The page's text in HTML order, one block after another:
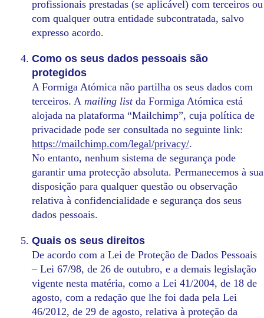
profissionais prestadas (se aplicável) com terceiros ou
com qualquer outra entidade subcontratada, salvo
expresso acordo.
Como os seus dados pessoais são
protegidos
A Formiga Atómica não partilha os seus dados com
terceiros. A mailing listda Formiga Atómica está
alojada na plataforma “Mailchimp”, cuja política de
privacidade pode ser consultada no seguinte link:
https://mailchimp.com/legal/privacy/.
No entanto, nenhum sistema de segurança pode
garantir uma protecção absoluta. Permanecemos à sua
disposição para qualquer questão ou observação
relativa à confidencialidade e segurança dos seus
dados pessoais.
Quais os seus direitos
De acordo com a Lei de Proteção de Dados Pessoais
– Lei 67/98, de 26 de outubro, e a demais legislação
vigente nesta matéria, como a Lei 41/2004, de 18 de
agosto, com a redação que lhe foi dada pela Lei
46/2012, de 29 de agosto, relativa à proteção da